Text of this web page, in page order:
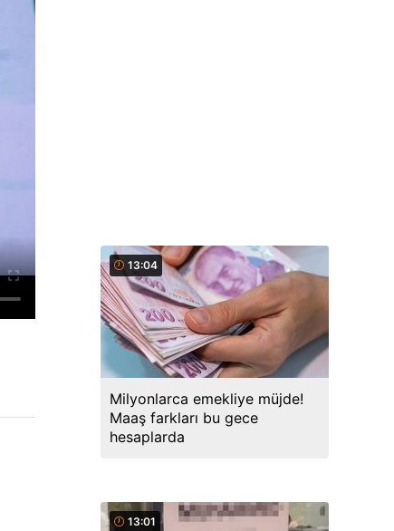
13:04
Milyonlarca emekliye müjde!
Maaş farkları bu gece
hesaplarda
13:01